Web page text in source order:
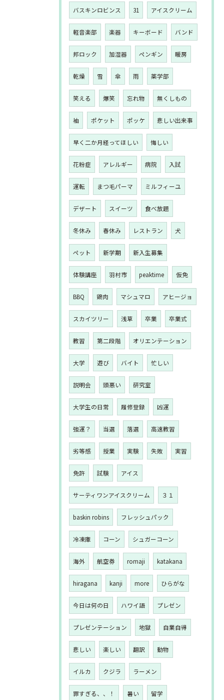
バスキンロビンス 31 アイスクリーム
軽音楽部 楽器 キーボード バンド
邦ロック 加湿器 ペンギン 暖房
乾燥 雪 傘 雨 薬学部
笑える 爆笑 忘れ物 無くしもの
袖 ポケット ポッケ 悲しい出来事
早く二か月経ってほしい 悔しい
花粉症 アレルギー 病院 入試
運転 まつ毛パーマ ミルフィーユ
デザート スイーツ 食べ放題
冬休み 春休み レストラン 犬
ペット 新学期 新入生募集
体験講座 羽村市 peaktime 仮免
BBQ 鶏肉 マシュマロ アヒージョ
スカイツリー 浅草 卒業 卒業式
教習 第二段階 オリエンテーション
大学 遊び バイト 忙しい
説明会 頭悪い 研究室
大学生の日常 履修登録 凶運
強運？ 当選 落選 高速教習
劣等感 授業 実験 失敗 実習
免許 試験 アイス
サーティワンアイスクリーム ３１
baskin robins フレッシュパック
冷凍庫 コーン シュガーコーン
海外 航空券 romaji katakana
hiragana kanji more ひらがな
今日は何の日 ハワイ語 プレゼン
プレゼンテーション 地獄 自業自得
悲しい 楽しい 翻訳 動物
イルカ クジラ ラーメン
罪すぎる、、！ 暑い 留学